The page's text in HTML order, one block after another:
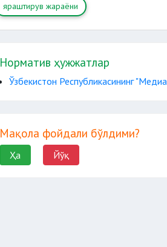
яраштирув жараёни
Норматив ҳужжатлар
Ўзбекистон Республикасининг
Мақола фойдали бўлдими?
Ҳа Йўқ